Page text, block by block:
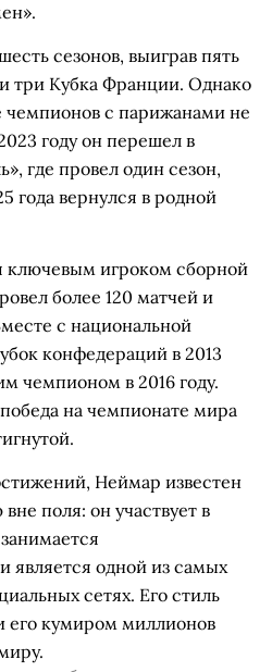
сезонов, выиграв пять
три Кубка Франции. Однако
чемпионов с парижанами не
году он перешел в
где провел один сезон,
года вернулся в родной
ключевым игроком сборной
более 120 матчей и
с национальной
конфедераций в 2013
чемпионом в 2016 году.
на чемпионате мира
Неймар известен
поля: он участвует в
является одной из самых
сетях. Его стиль
его кумиром миллионов